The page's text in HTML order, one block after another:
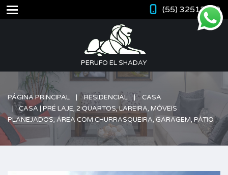
(55) 32512420
PERUFO EL SHADAY
PÁGINA PRINCIPAL RESIDENCIAL
CASA
CASA | PRÉ LAJE, 2 QUARTOS, LAREIRA, MÓVEIS
PLANEJADOS, ÁREA COM CHURRASQUEIRA, GARAGEM, PÁTIO